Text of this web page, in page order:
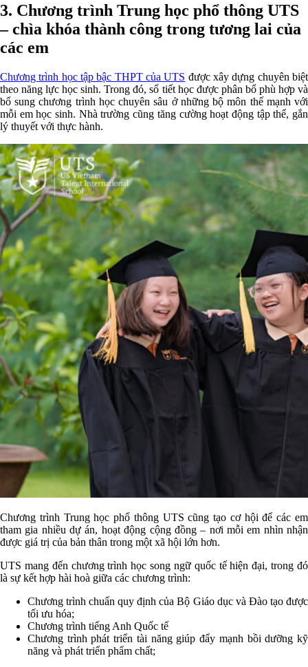
3. Chương trình Trung học phổ thông UTS
– chìa khóa thành công trong tương lai của
các em
Chương trình học tập bậc THPT của UTS được xây dựng chuyên biệt
theo năng lực học sinh. Trong đó, số tiết học được phân bổ phù hợp và
bổ sung chương trình học chuyên sâu ở những bộ môn thế mạnh với
mỗi em học sinh. Nhà trường cũng tăng cường hoạt động tập thể, gắn
lý thuyết với thực hành.
Chương trình Trung học phổ thông UTS cũng tạo cơ hội để các em
tham gia nhiều dự án, hoạt động cộng đồng ‒ nơi mỗi em nhìn nhận
được giá trị của bản thân trong một xã hội lớn hơn.
UTS mang đến chương trình học song ngữ quốc tế hiện đại, trong đó
là sự kết hợp hài hoà giữa các chương trình:
Chương trình chuẩn quy định của Bộ Giáo dục và Đào tạo được
tối ưu hóa;
Chương trình tiếng Anh Quốc tế
Chương trình phát triển tài năng giúp đẩy mạnh bồi dưỡng kỹ
năng và phát triển phẩm chất;